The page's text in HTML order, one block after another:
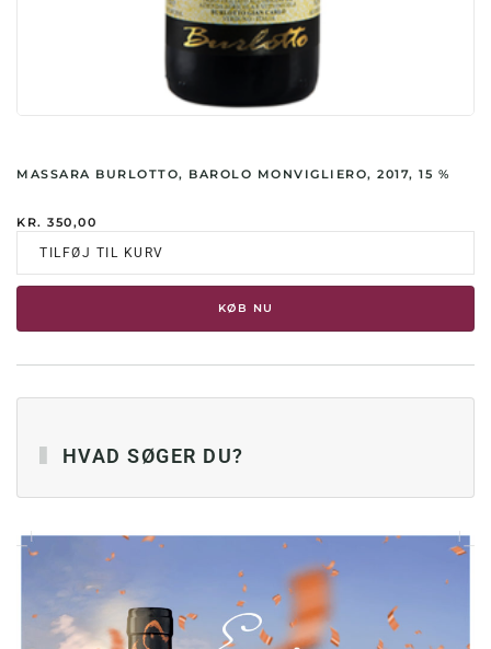
MASSARA BURLOTTO, BAROLO MONVIGLIERO, 2017, 15 %
KR. 350,00
TILFØJ TIL KURV
KØB NU
HVAD SØGER DU?